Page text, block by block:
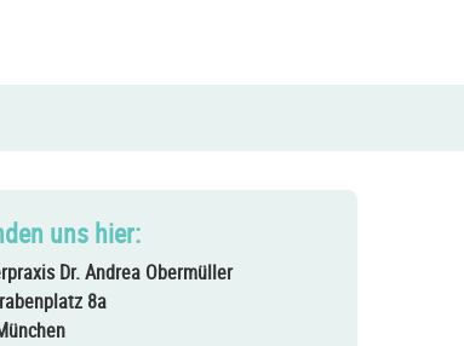
uns hier:
Dr. Andrea Obermüller
8a